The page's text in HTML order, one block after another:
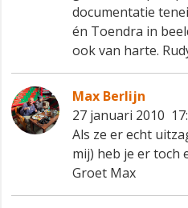
documentatie
én Toendra in
ook van harte.
Max Berlijn
27 januari 2010
Als ze er echt
mij) heb je er toch
Groet Max